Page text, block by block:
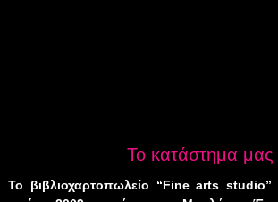
Το κατάστημα μας
Το βιβλιοχαρτοπωλείο “Fine arts studio”